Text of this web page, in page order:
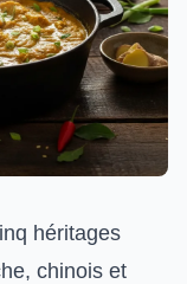
héritages
chinois et